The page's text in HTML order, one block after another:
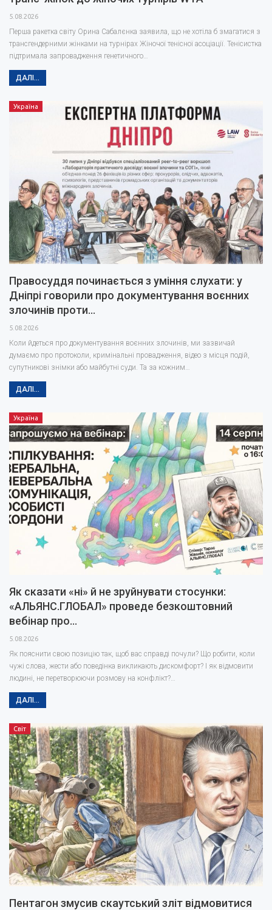
5.08.2026
Перша ракетка світу Орина Сабалєнка заявила, що не хотіла б змагатися з
трансгендерними жінками на турнірах Жіночої тенісної асоціації. Тенісистка
підтримала запровадження генетичного…
ДАЛІ...
Україна
Правосуддя починається з уміння слухати: у
Дніпрі говорили про документування воєнних
злочинів проти…
5.08.2026
Коли йдеться про документування воєнних злочинів, ми зазвичай
думаємо про протоколи, кримінальні провадження, відео з місця подій,
супутникові знімки або майбутні суди. Та за кожним…
ДАЛІ...
Україна
Як сказати «ні» й не зруйнувати стосунки:
«АЛЬЯНС.ГЛОБАЛ» проведе безкоштовний
вебінар про…
5.08.2026
Як пояснити свою позицію так, щоб вас справді почули? Що робити, коли
чужі слова, жести або поведінка викликають дискомфорт? І як відмовити
людині, не перетворюючи розмову на конфлікт?…
ДАЛІ...
Світ
Пентагон змусив скаутський зліт відмовитися